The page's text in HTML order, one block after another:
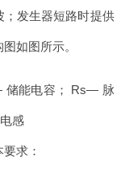
；发生器短路时提供
如图所示。
能电容； Rs— 脉
感
求：